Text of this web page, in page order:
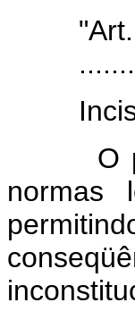
O
normas